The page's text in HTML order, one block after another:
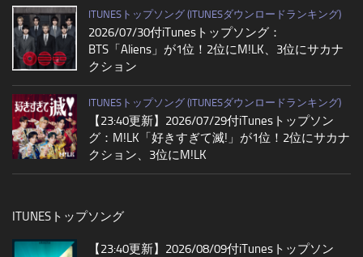
ITUNESトップソング (ITUNESダウンロードランキング)
2026/07/30付iTunesトップソング：
BTS「Aliens」が1位！2位にM!LK、3位にサカナ
クション
ITUNESトップソング (ITUNESダウンロードランキング)
【23:40更新】2026/07/29付iTunesトップソン
グ：M!LK「好きすぎて滅!」が1位！2位にサカナ
クション、3位にM!LK
ITUNESトップソング
【23:40更新】2026/08/09付iTunesトップソン